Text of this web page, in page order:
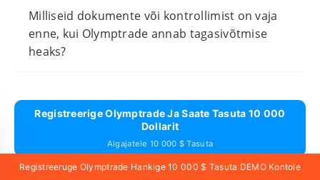
Milliseid dokumente või kontrollimist on vaja
enne, kui Olymptrade annab tagasivõtmise
heaks?
Registreerige Olymptrade Ja Saate Tasuta 10 000
Dollarit
Algajatele 10 000 $ Tasuta
Registreeruge Olymptrade Hankige 10 000 $ Tasuta DEMO Kontole